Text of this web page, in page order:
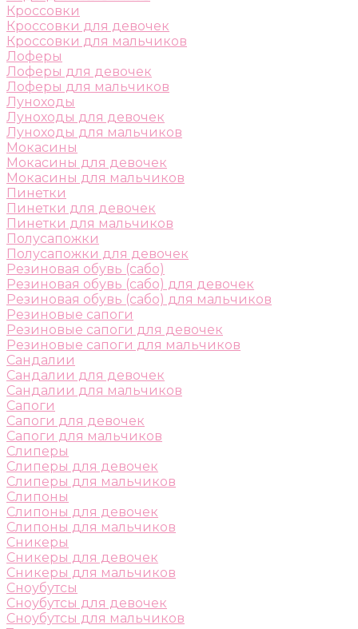
Кроссовки
Кроссовки для девочек
Кроссовки для мальчиков
Лоферы
Лоферы для девочек
Лоферы для мальчиков
Луноходы
Луноходы для девочек
Луноходы для мальчиков
Мокасины
Мокасины для девочек
Мокасины для мальчиков
Пинетки
Пинетки для девочек
Пинетки для мальчиков
Полусапожки
Полусапожки для девочек
Резиновая обувь (сабо)
Резиновая обувь (сабо) для девочек
Резиновая обувь (сабо) для мальчиков
Резиновые сапоги
Резиновые сапоги для девочек
Резиновые сапоги для мальчиков
Сандалии
Сандалии для девочек
Сандалии для мальчиков
Сапоги
Сапоги для девочек
Сапоги для мальчиков
Слиперы
Слиперы для девочек
Слиперы для мальчиков
Слипоны
Слипоны для девочек
Слипоны для мальчиков
Сникеры
Сникеры для девочек
Сникеры для мальчиков
Сноубутсы
Сноубутсы для девочек
Сноубутсы для мальчиков